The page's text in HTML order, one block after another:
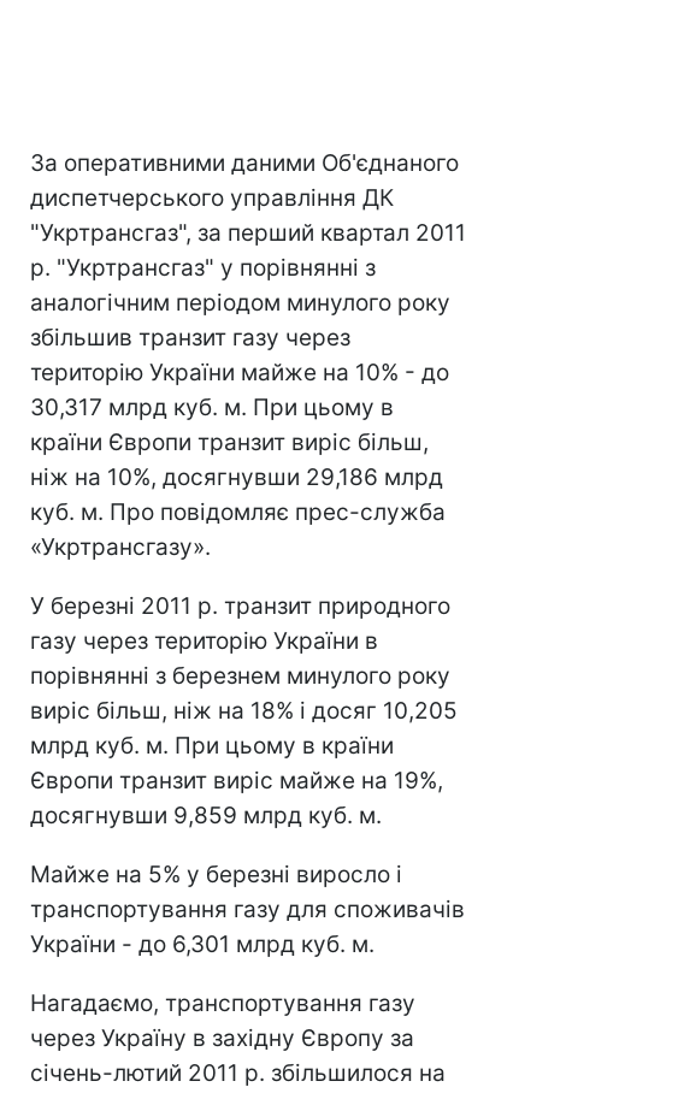
За оперативними даними Об'єднаного
диспетчерського управління ДК
"Укртрансгаз", за перший квартал 2011
р. "Укртрансгаз" у порівнянні з
аналогічним періодом минулого року
збільшив транзит газу через
територію України майже на 10% - до
30,317 млрд куб. м. При цьому в
країни Європи транзит виріс більш,
ніж на 10%, досягнувши 29,186 млрд
куб. м. Про повідомляє прес-служба
«Укртрансгазу».
У березні 2011 р. транзит природного
газу через територію України в
порівнянні з березнем минулого року
виріс більш, ніж на 18% і досяг 10,205
млрд куб. м. При цьому в країни
Європи транзит виріс майже на 19%,
досягнувши 9,859 млрд куб. м.
Майже на 5% у березні виросло і
транспортування газу для споживачів
України - до 6,301 млрд куб. м.
Нагадаємо, транспортування газу
через Україну в західну Європу за
січень-лютий 2011 р. збільшилося на